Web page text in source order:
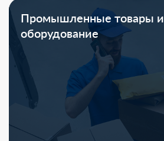
Промышленные товары и
оборудование